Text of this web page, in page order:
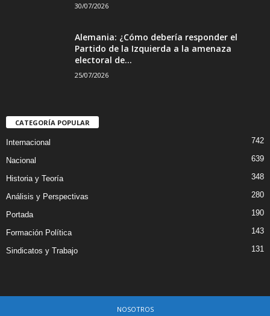
30/07/2026
Alemania: ¿Cómo debería responder el
Partido de la Izquierda a la amenaza
electoral de...
25/07/2026
CATEGORÍA POPULAR
Internacional 742
Nacional 639
Historia y Teoría 348
Análisis y Perspectivas 280
Portada 190
Formación Política 143
Sindicatos y Trabajo 131
NOSOTROS